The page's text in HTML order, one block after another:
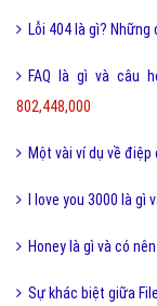
Lỗi 404 là gì?
FAQ là gì và câu
802,448,000
Một vài ví dụ về
I love you 3000 là gì
Honey là gì và có
Sự khác biệt giữa